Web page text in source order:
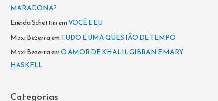
MARADONA?
Eneida SchettiniemVOCÊ E EU
Maxi Bezerraem TUDO É UMA QUESTÃO DE TEMPO
Maxi BezerraemO AMOR DE KHALIL GIBRAN E MARY
HASKELL
Categorias